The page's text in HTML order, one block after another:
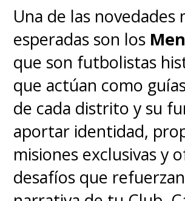
Una de las novedades
esperadas son los
que son futbolistas
que actúan como
de cada distrito y su
aportar identidad,
misiones exclusivas y
desafíos que